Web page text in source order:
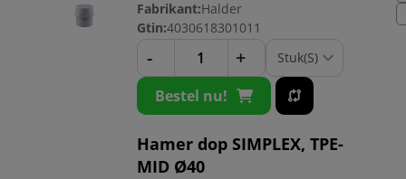
Fabrikant:Halder
Gtin:4030618301011
- +
Bestel nu!
Hamer dop SIMPLEX, TPE-
MID Ø40